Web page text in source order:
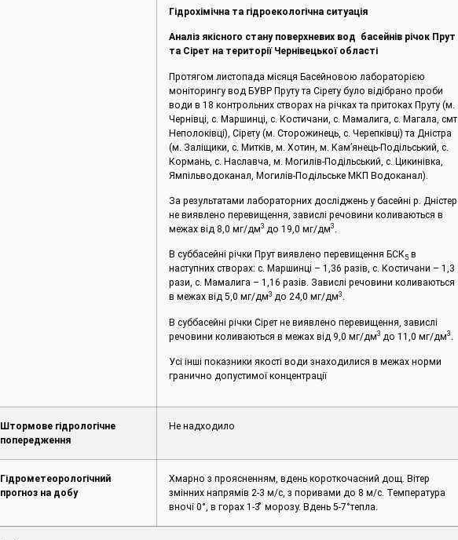
Гідрохімічна та гідроекологічна ситуація
Аналіз якісного стану поверхневих вод басейнів річок Прут
та Сірет на території Чернівецької області
Протягом листопада місяця Басейновою лабораторією
моніторингу вод БУВР Пруту та Сірету було відібрано проби
води в 18 контрольних створах на річках та притоках Пруту (м.
Чернівці, c. Маршинці, с. Костичани, с. Мамалига, с. Магала, смт.
Неполоківці), Сірету (м. Сторожинець, с. Черепківці) та Дністра
(м. Заліщики, с. Митків, м. Хотин, м. Кам’янець-Подільський, с.
Кормань, с. Наславча, м. Могилів-Подільський, с. Цикинівка,
Ямпільводоканал, Могилів-Подільське МКП Водоканал).
За результатами лабораторних досліджень у басейні р. Дністер
не виявлено перевищення, завислі речовини коливаються в
межах від 8,0 мг/дм3 до 19,0 мг/дм3 .
В суббасейні річки Прут виявлено перевищення БСК5 в
наступних створах: c. Маршинці – 1,36 разів, с. Костичани – 1,3
рази, с. Мамалига – 1,16 разів. Завислі речовини коливаються
в межах від 5,0 мг/дм3 до 24,0 мг/дм3 .
В суббасейні річки Сірет не виявлено перевищення, завислі
речовини коливаються в межах від 9,0 мг/дм3 до 11,0 мг/дм3
Усі інші показники якості води знаходилися в межах норми
гранично допустимої концентрації
Штормове гідрологічне
попередження
Не надходило
Гідрометеорологічний
прогноз на добу
Хмарно з проясненням, вдень короткочасний дощ. Вітер
змінних напрямів 2-3 м/с, з поривами до 8 м/с. Температура
вночі 0°, в горах 1-3 ̊ морозу. Вдень 5-7°тепла.